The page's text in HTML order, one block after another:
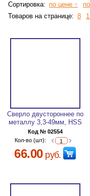
Сортировка: по цене ↑
Товаров на странице: 8
Сверло двустороннее по
металлу 3,3-49мм, HSS
Код № 02554
Кол-во (шт):
66.00руб.